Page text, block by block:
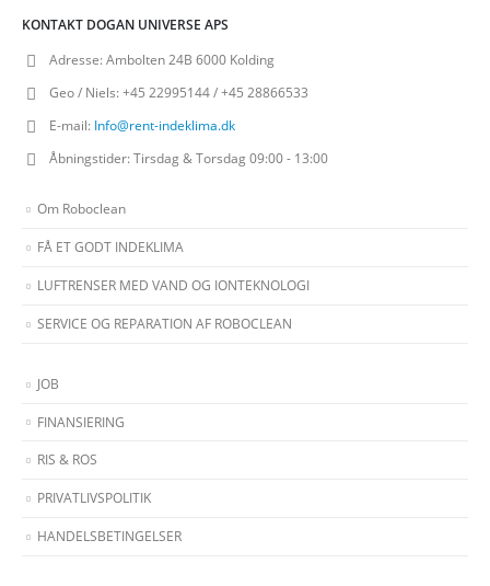
KONTAKT DOGAN UNIVERSE APS
Adresse:Ambolten 24B 6000 Kolding
Geo / Niels:+45 22995144 / +45 28866533
E-mail: Info@rent-indeklima.dk
Åbningstider:Tirsdag & Torsdag 09:00 - 13:00
Om Roboclean
FÅ ET GODT INDEKLIMA
LUFTRENSER MED VAND OG IONTEKNOLOGI
SERVICE OG REPARATION AF ROBOCLEAN
JOB
FINANSIERING
RIS & ROS
PRIVATLIVSPOLITIK
HANDELSBETINGELSER